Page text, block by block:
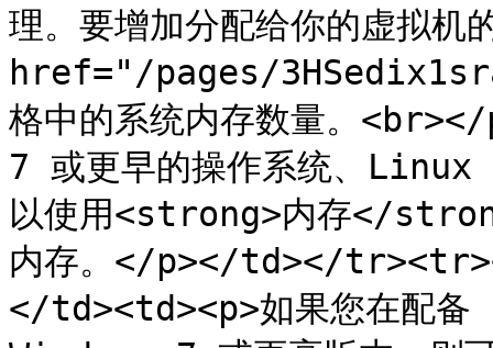
理。要增加分配给你的虚拟机
href="/pages/
格中的系统内存数量。
7 或更早的操作系统、Linux
以使用<strong>内存</
内存。</p></td></
</td><td><p>如果您在配